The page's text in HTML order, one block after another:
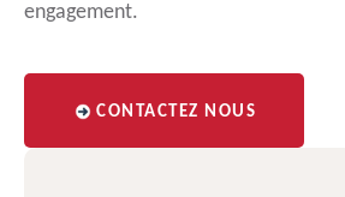
engagement.
CONTACTEZ NOUS